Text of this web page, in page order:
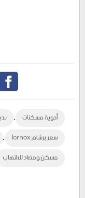
أدوية مسكنات ,
سعر برشام lornox ,
مسكن ومضاد للالتهاب